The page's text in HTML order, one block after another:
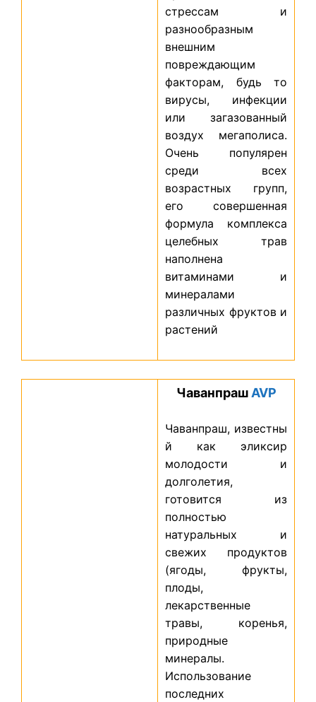
стрессам и
разнообразным
внешним
повреждающим
факторам, будь то
вирусы, инфекции
или загазованный
воздух мегаполиса.
Очень популярен
среди всех
возрастных групп,
его совершенная
формула комплекса
целебных трав
наполнена
витаминами и
минералами
различных фруктов и
растений
ЧаванпрашAVP
Чаванпраш, известны
й как эликсир
молодости и
долголетия,
готовится из
полностью
натуральных и
свежих продуктов
(ягоды, фрукты,
плоды,
лекарственные
травы, коренья,
природные
минералы.
Использование
последних